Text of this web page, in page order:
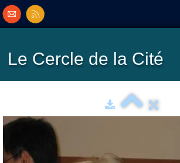
Le Cercle de la Cité
Ecole de Bridge
Inscriptions/Programme